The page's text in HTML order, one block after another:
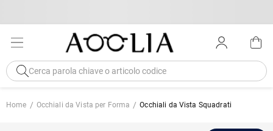
Home Occhiali da Vista per Forma Occhiali da Vista Squadrati